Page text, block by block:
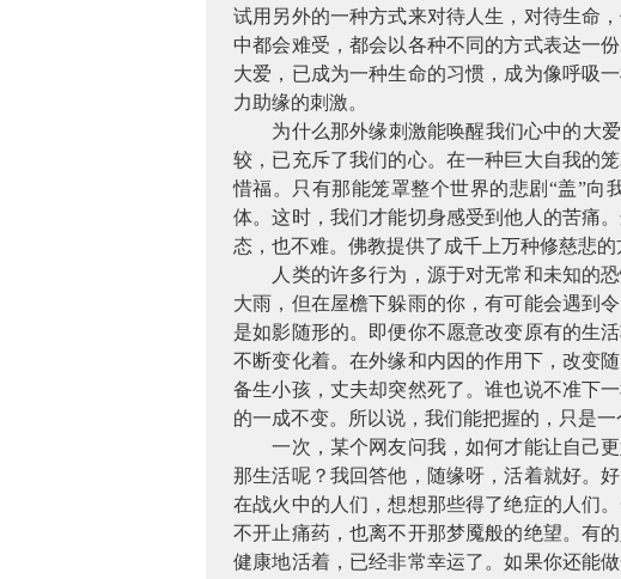
试用另外的一种方式来对待人生，对待生命
中都会难受，都会以各种不同的方式表达一
大爱，已成为一种生命的习惯，成为像呼吸
力助缘的刺激。
为什么那外缘刺激能唤醒我们心中的大
较，已充斥了我们的心。在一种巨大自我的
惜福。只有那能笼罩整个世界的悲剧“盖”向
体。这时，我们才能切身感受到他人的苦痛
态，也不难。佛教提供了成千上万种修慈悲
人类的许多行为，源于对无常和未知的
大雨，但在屋檐下躲雨的你，有可能会遇到
是如影随形的。即便你不愿意改变原有的生
不断变化着。在外缘和内因的作用下，改变
备生小孩，丈夫却突然死了。谁也说不准下
的一成不变。所以说，我们能把握的，只是
一次，某个网友问我，如何才能让自己
那生活呢？我回答他，随缘呀，活着就好。
在战火中的人们，想想那些得了绝症的人们
不开止痛药，也离不开那梦魇般的绝望。有
健康地活着，已经非常幸运了。如果你还能